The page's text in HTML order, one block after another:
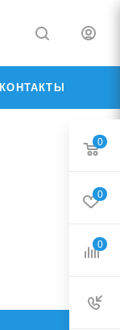
КОНТАКТЫ
0
0
0